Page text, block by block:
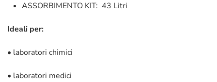
ASSORBIMENTO KIT: 43 Litri
Ideali per:
• laboratori chimici
• laboratori medici